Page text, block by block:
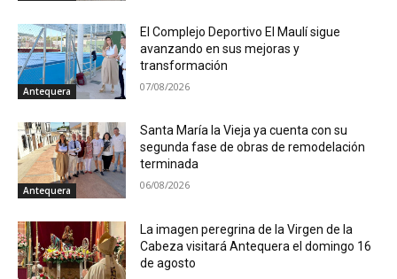
Antequera
El Complejo Deportivo El Maulí sigue
avanzando en sus mejoras y
transformación
07/08/2026
Antequera
Santa María la Vieja ya cuenta con su
segunda fase de obras de remodelación
terminada
06/08/2026
La imagen peregrina de la Virgen de la
Cabeza visitará Antequera el domingo 16
de agosto